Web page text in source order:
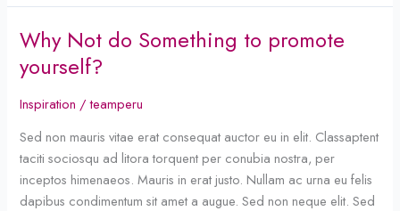
Why Not do Something to promote
yourself?
Inspiration /teamperu
Sed non mauris vitae erat consequat auctor eu in elit. Classaptent
taciti sociosqu ad litora torquent per conubia nostra, per
inceptos himenaeos. Mauris in erat justo. Nullam ac urna eu felis
dapibus condimentum sit amet a augue. Sed non neque elit. Sed
Why
do
Something
promote
yourself?